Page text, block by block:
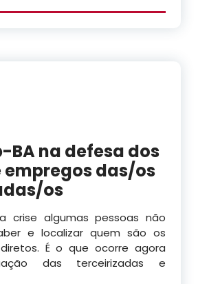
BA na defesa dos
empregos das/os
os
crise algumas pessoas não
e localizar quem são os
É o que ocorre agora
das terceirizadas e